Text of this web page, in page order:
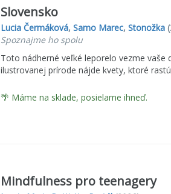
Slovensko
Lucia Čermáková, Samo Marec, Stonožka
Spoznajme ho spolu
Toto nádherné veľké leporelo vezme vaše
ilustrovanej prírode nájde kvety, ktoré
🌴 Máme na sklade, posielame ihneď.
Mindfulness pro teenagery